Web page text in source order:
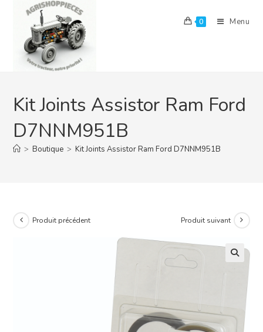
content
0 Menu
Kit Joints Assistor Ram Ford
D7NNM951B
> Boutique > Kit Joints Assistor Ram Ford D7NNM951B
Produit précédent Produit suivant